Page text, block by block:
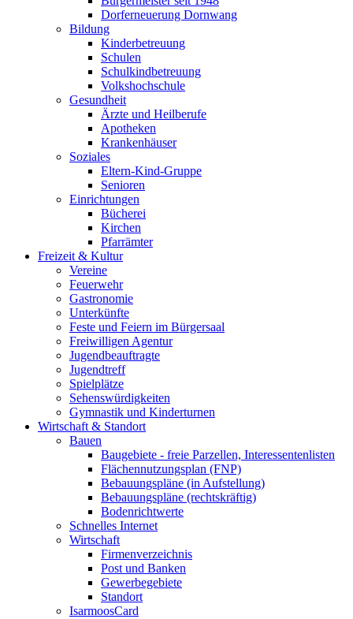
Dorferneuerung Dornwang
Bildung
Kinderbetreuung
Schulen
Schulkindbetreuung
Volkshochschule
Gesundheit
Ärzte und Heilberufe
Apotheken
Krankenhäuser
Soziales
Eltern-Kind-Gruppe
Senioren
Einrichtungen
Bücherei
Kirchen
Pfarrämter
Freizeit & Kultur
Vereine
Feuerwehr
Gastronomie
Unterkünfte
Feste und Feiern im Bürgersaal
Freiwilligen Agentur
Jugendbeauftragte
Jugendtreff
Spielplätze
Sehenswürdigkeiten
Gymnastik und Kinderturnen
Wirtschaft & Standort
Bauen
Baugebiete - freie Parzellen, Interessentenlisten
Flächennutzungsplan (FNP)
Bebauungspläne (in Aufstellung)
Bebauungspläne (rechtskräftig)
Bodenrichtwerte
Schnelles Internet
Wirtschaft
Firmenverzeichnis
Post und Banken
Gewerbegebiete
Standort
IsarmoosCard